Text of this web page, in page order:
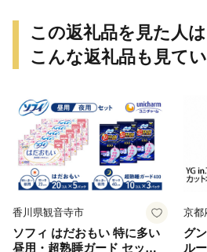
この返礼品を見た人は
こんな返礼品も見て
香川県観音寺市
ソフィ はだおもい 特に多い
昼用・超熟睡ガード セット
京都
グ
ル